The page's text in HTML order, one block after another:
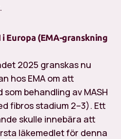
Europa (EMA-granskning
2025 granskas nu
hos EMA om att
behandling av MASH
fibros stadium 2–3). Ett
skulle innebära att
läkemedlet för denna